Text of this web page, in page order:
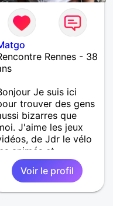
Rennes - 38
Je suis ici
trouver des gens
bizarres que
J'aime les jeux
de Jdr le vélo
animés et
beaucoup d'autres
choses. Je ne suis pas
doué pour les longs
Voir le profil